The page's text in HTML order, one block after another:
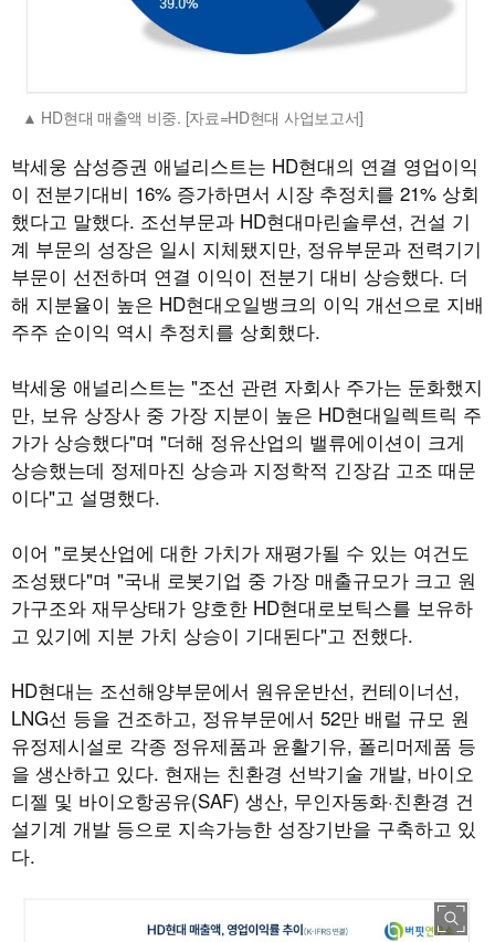
HD현대 매출액 비중. [자료=HD현대 사업보고서]
박세웅 삼성증권 애널리스트는 HD현대의 연결 영업이익
이 전분기대비 16% 증가하면서 시장 추정치를 21% 상회
했다고 말했다. 조선부문과 HD현대마린솔루션, 건설 기
계 부문의 성장은 일시 지체됐지만, 정유부문과 전력기기
부문이 선전하며 연결 이익이 전분기 대비 상승했다. 더
해 지분율이 높은 HD현대오일뱅크의 이익 개선으로 지배
주주 순이익 역시 추정치를 상회했다.
박세웅 애널리스트는 "조선 관련 자회사 주가는 둔화했지
만, 보유 상장사 중 가장 지분이 높은 HD현대일렉트릭 주
가가 상승했다"며 "더해 정유산업의 밸류에이션이 크게
상승했는데 정제마진 상승과 지정학적 긴장감 고조 때문
이다"고 설명했다.
이어 "로봇산업에 대한 가치가 재평가될 수 있는 여건도
조성됐다"며 "국내 로봇기업 중 가장 매출규모가 크고 원
가구조와 재무상태가 양호한 HD현대로보틱스를 보유하
고 있기에 지분 가치 상승이 기대된다"고 전했다.
HD현대는 조선해양부문에서 원유운반선, 컨테이너선,
LNG선 등을 건조하고, 정유부문에서 52만 배럴 규모 원
유정제시설로 각종 정유제품과 윤활기유, 폴리머제품 등
을 생산하고 있다. 현재는 친환경 선박기술 개발, 바이오
디젤 및 바이오항공유(SAF) 생산, 무인자동화·친환경 건
설기계 개발 등으로 지속가능한 성장기반을 구축하고 있
다.